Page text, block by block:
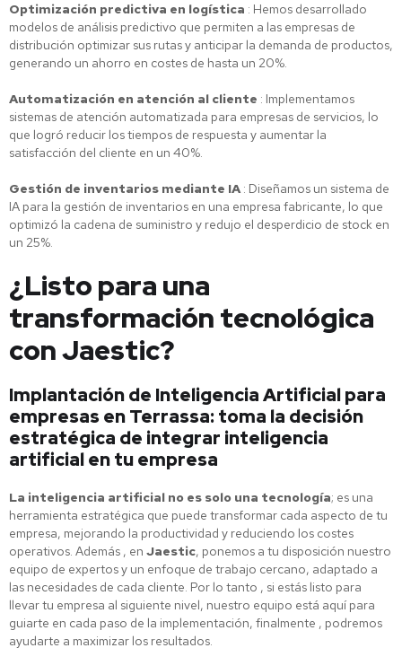
Optimización predictiva en logística : Hemos desarrollado
modelos de análisis predictivo que permiten a las empresas de
distribución optimizar sus rutas y anticipar la demanda de productos,
generando un ahorro en costes de hasta un 20%.
Automatización en atención al cliente : Implementamos
sistemas de atención automatizada para empresas de servicios, lo
que logró reducir los tiempos de respuesta y aumentar la
satisfacción del cliente en un 40%.
Gestión de inventarios mediante IA: Diseñamos un sistema de
IA para la gestión de inventarios en una empresa fabricante, lo que
optimizó la cadena de suministro y redujo el desperdicio de stock en
un 25%.
¿Listo para una
transformación tecnológica
con Jaestic?
Implantación de Inteligencia Artificial para
empresas en Terrassa: toma la decisión
estratégica de integrar inteligencia
artificial en tu empresa
La inteligencia artificial no es solo una tecnología; es una
herramienta estratégica que puede transformar cada aspecto de tu
empresa, mejorando la productividad y reduciendo los costes
operativos. Además , en Jaestic, ponemos a tu disposición nuestro
equipo de expertos y un enfoque de trabajo cercano, adaptado a
las necesidades de cada cliente. Por lo tanto , si estás listo para
llevar tu empresa al siguiente nivel, nuestro equipo está aquí para
guiarte en cada paso de la implementación, finalmente , podremos
ayudarte a maximizar los resultados.